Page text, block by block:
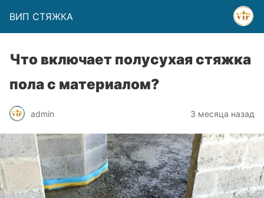
ВИП СТЯЖКА
Что включает полусухая стяжка
пола с материалом?
admin 3 месяца назад